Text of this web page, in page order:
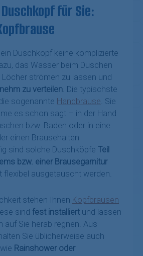
für Sie:
Duschkopf keine komplizierte
das Wasser beim Duschen
Löcher strömen zu lassen und
zu verteilen . Die typischste
sogenannte Handbrause . Sie
es schon sagt – in der Hand
bzw. Baden oder in eine
einen Brausehalten
sind solche Duschköpfe Teil
bzw. einer Brausegarnitur
flexibel ausgetauscht werden.
stehen Ihnen Kopfbrausen
sind fest installiert und lassen
auf Sie herab regnen. Aus
Sie üblicherweise auch
Rainshower oder